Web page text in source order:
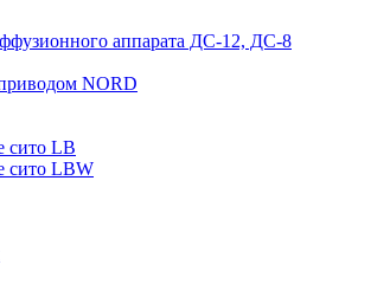
аппарата ДС-12, ДС-8
NORD
сито LB
сито LBW